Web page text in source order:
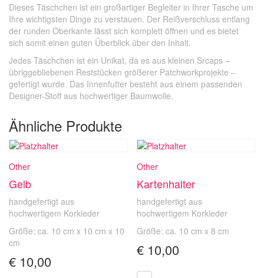
Dieses Täschchen ist ein großartiger Begleiter in Ihrer Tasche um
Ihre wichtigsten Dinge zu verstauen. Der Reißverschluss entlang
der runden Oberkante lässt sich komplett öffnen und es bietet
sich somit einen guten Überblick über den Inhalt.
Jedes Täschchen ist ein Unikat, da es aus kleinen Srcaps –
übriggebliebenen Reststücken größerer Patchworkprojekte –
gefertigt wurde. Das Innenfutter besteht aus einem passenden
Designer-Stoff aus hochwertiger Baumwolle.
Ähnliche Produkte
Other
Gelb
handgefertigt aus
hochwertigem Korkleder
Größe: ca. 10 cm x 10 cm x 10
cm
€ 10,00
Other
Kartenhalter
handgefertigt aus
hochwertigem Korkleder
Größe: ca. 10 cm x 8 cm
€ 10,00